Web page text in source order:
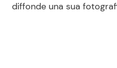
diffonde una sua